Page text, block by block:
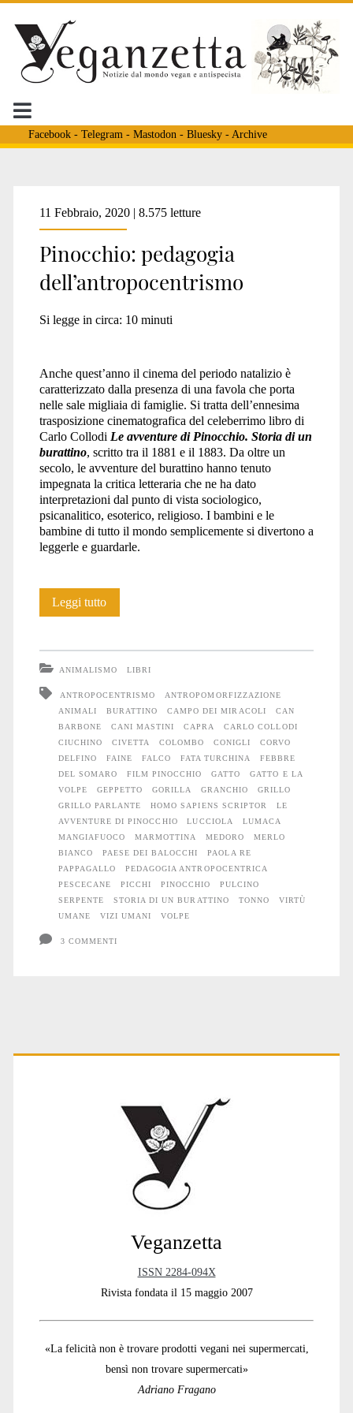
Facebook- Telegram - Mastodon - Bluesky- Archive
Tag:
<span>fata
turchina</span>
11 Febbraio, 2020 | 8.575 letture
Pinocchio: pedagogia
dell’antropocentrismo
Si legge in circa: 10 minuti
Anche quest’anno il cinema del periodo natalizio è
caratterizzato dalla presenza di una favola che porta
nelle sale migliaia di famiglie. Si tratta dell’ennesima
trasposizione cinematografica del celeberrimo libro di
Carlo Collodi Le avventure di Pinocchio. Storia di un
burattino, scritto tra il 1881 e il 1883. Da oltre un
secolo, le avventure del burattino hanno tenuto
impegnata la critica letteraria che ne ha dato
interpretazioni dal punto di vista sociologico,
psicanalitico, esoterico, religioso. I bambini e le
bambine di tutto il mondo semplicemente si divertono a
leggerle e guardarle.
Leggi tuttoPinocchio:
ANIMALISMO LIBRI
ANTROPOCENTRISMO
ANTROPOMORFIZZAZIONE
ANIMALI
BURATTINO CAMPO DEI MIRACOLI
CAN
BARBONE
CANI MASTINI CAPRA
CARLO COLLODI
CIUCHINO
CIVETTA COLOMBO CONIGLI
CORVO
DELFINO
FAINE FALCO FATA TURCHINA
FEBBRE
DEL SOMARO
FILM PINOCCHIO GATTO
GATTO E LA
VOLPE
GEPPETTO GORILLA GRANCHIO
GRILLO
GRILLO PARLANTE
HOMO SAPIENS SCRIPTOR
LE
AVVENTURE DI PINOCCHIO
LUCCIOLA
LUMACA
MANGIAFUOCO
MARMOTTINA MEDORO
MERLO
BIANCO
PAESE DEI BALOCCHI
PAOLA RE
PAPPAGALLO
PEDAGOGIA ANTROPOCENTRICA
PESCECANE
PICCHI PINOCCHIO
PULCINO
SERPENTE
STORIA DI UN BURATTINO TONNO
VIRTÙ
UMANE
VIZI UMANI VOLPE
3 COMMENTI
Primary
Veganzetta
ISSN 2284-094X
Rivista fondata il 15 maggio 2007
«La felicità non è trovare prodotti vegani nei supermercati,
bensì non trovare supermercati»
Adriano Fragano